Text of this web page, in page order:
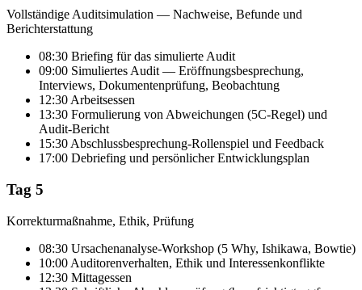
Vollständige Auditsimulation — Nachweise, Befunde und
Berichterstattung
08:30 Briefing für das simulierte Audit
09:00 Simuliertes Audit — Eröffnungsbesprechung,
Interviews, Dokumentenprüfung, Beobachtung
12:30 Arbeitsessen
13:30 Formulierung von Abweichungen (5C-Regel) und
Audit-Bericht
15:30 Abschlussbesprechung-Rollenspiel und Feedback
17:00 Debriefing und persönlicher Entwicklungsplan
Tag 5
Korrekturmaßnahme, Ethik, Prüfung
08:30 Ursachenanalyse-Workshop (5 Why, Ishikawa, Bowtie)
10:00 Auditorenverhalten, Ethik und Interessenkonflikte
12:30 Mittagessen